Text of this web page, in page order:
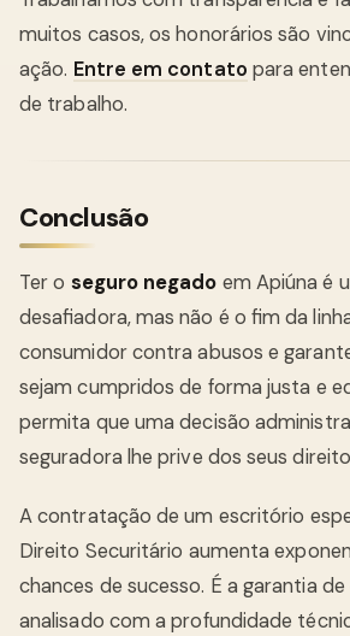
muitos casos, os honorários são
ação. Entre em contato para
de trabalho.
Conclusão
Ter o seguro negado em Apiúna é
desafiadora, mas não é o fim da
consumidor contra abusos e
sejam cumpridos de forma justa e
permita que uma decisão
seguradora lhe prive dos seus
A contratação de um escritório
Direito Securitário aumenta
chances de sucesso. É a garantia
analisado com a profundidade